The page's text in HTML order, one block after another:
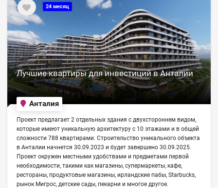
24 месяц
Лучшие квартиры для инвестиций в Анталии
Анталия
Проект предлагает 2 отдельных здания c двухстороннем видом,
которые имеют уникальную архитектуру с 10 этажами и в общей
сложности 788 квартирами. Строительство уникального объекта
в Анталии начнется 30.09.2023 и будет завершено 30.09.2025.
Проект окружен местными удобствами и предметами первой
необходимости, такими как магазины, супермаркеты, кафе,
рестораны, продуктовые магазины, ирландские пабы, Starbucks,
рынок Мигрос, детские сады, пекарни и многое другое.